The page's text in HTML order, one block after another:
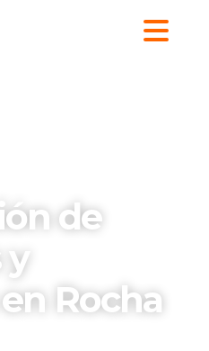
de
y
Rocha